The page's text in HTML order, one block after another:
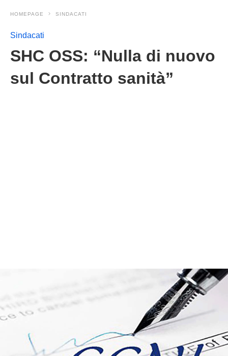
HOMEPAGE SINDACATI
Sindacati
SHC OSS: “Nulla di nuovo
sul Contratto sanità”